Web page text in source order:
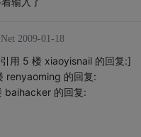
2009-01-18
用 5 楼 xiaoyisnail 的回复:]
renyaoming 的回复:
baihacker 的回复: